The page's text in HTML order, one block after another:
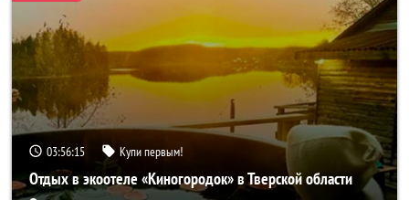
03:56:14 Купи первым!
Отдых в экоотеле «Киногородок» в Тверской области